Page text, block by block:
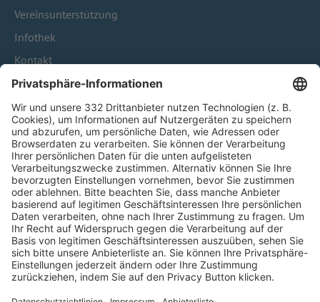
Vereinsunterstützung
Infothek
Kontakt
HÄUFIG BESUCHTE SEITEN
Pässe und Vereinswechsel
Trainerausbildung
Schulungsangebot Vereinsmitarbeiter
BFV-Geschäftsstellen
Trainerbörse
Login SpielPlus
FOLGE DEM BFV